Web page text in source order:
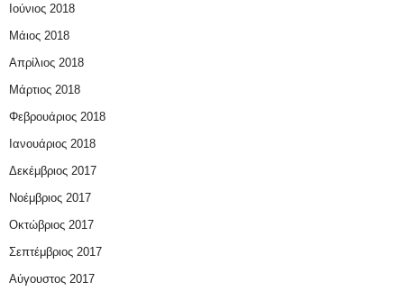
Ιούνιος 2018
Μάιος 2018
Απρίλιος 2018
Μάρτιος 2018
Φεβρουάριος 2018
Ιανουάριος 2018
Δεκέμβριος 2017
Νοέμβριος 2017
Οκτώβριος 2017
Σεπτέμβριος 2017
Αύγουστος 2017